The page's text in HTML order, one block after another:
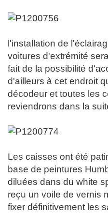
l'installation de
voitures d'extrémité
fait de la possibilité
d'ailleurs à cet endroit
décodeur et toutes les
reviendrons dans la
Les caisses ont été
base de peintures
diluées dans du white
reçu un voile de vernis
fixer définitivement les